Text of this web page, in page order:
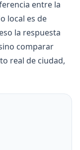
entre la
local es de
la respuesta
comparar
real de ciudad,